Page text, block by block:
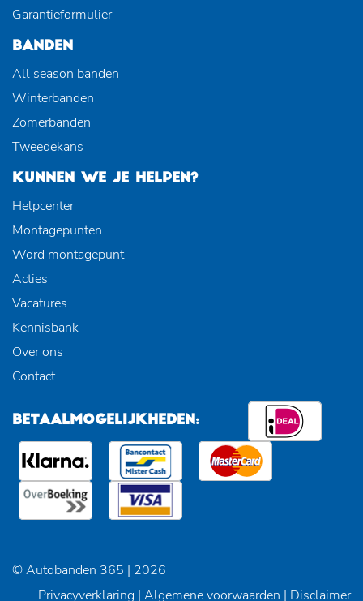
Garantieformulier
BANDEN
All season banden
Winterbanden
Zomerbanden
Tweedekans
KUNNEN WE JE HELPEN?
Helpcenter
Montagepunten
Word montagepunt
Acties
Vacatures
Kennisbank
Over ons
Contact
BETAALMOGELIJKHEDEN:
© Autobanden 365 | 2026
Privacyverklaring | Algemene voorwaarden | Disclaimer